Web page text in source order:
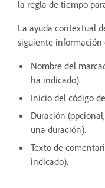
la regla de tiempo
La ayuda contextual
siguiente información
Nombre del
ha indicado).
Inicio del código
Duración
una duración).
Texto de
indicado).